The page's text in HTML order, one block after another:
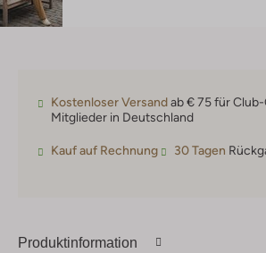
Kostenloser Versandab € 75 für
Mitglieder in Deutschland
Kauf auf Rechnung 30 Tagen
Produktinformation